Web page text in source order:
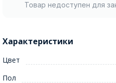
Товар недоступен для
Характеристики
Цвет
Пол